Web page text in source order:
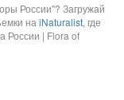
России"? Загружай
на iNaturalist, где
России | Flora of